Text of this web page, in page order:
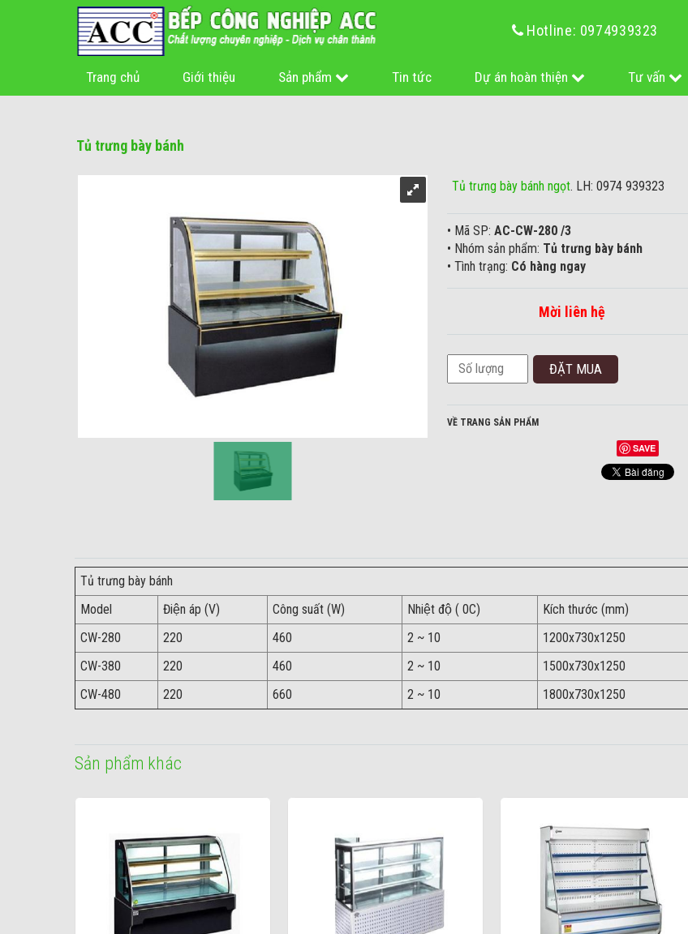
Hotline: 0974939323
Trang chủ Giới thiệu Sản phẩm Tin tức Dự án hoàn thiện Tư vấn
Tủ trưng bày bánh
Tủ trưng bày bánh ngọt. LH: 0974 939323
• Mã SP: AC-CW-280 /3
• Nhóm sản phẩm: Tủ trưng bày bánh
• Tình trạng: Có hàng ngay
Mời liên hệ
VỀ TRANG SẢN PHẨM
SAVE
Tủ trưng bày bánh
Model
Điện áp (V) Công suất (W) Nhiệt độ ( 0C)
Kích thước (mm)
CW-280
220 460 2 ~ 10
1200x730x1250
CW-380
220 460 2 ~ 10
1500x730x1250
CW-480
220 660 2 ~ 10 1800x730x1250
Sản phẩm khác